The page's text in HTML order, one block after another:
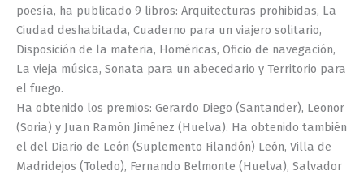
poesía, ha publicado 9 libros: Arquitecturas prohibidas, La
Ciudad deshabitada, Cuaderno para un viajero solitario,
Disposición de la materia, Homéricas, Oficio de navegación,
La vieja música, Sonata para un abecedario y Territorio para
el fuego.
Ha obtenido los premios: Gerardo Diego (Santander), Leonor
(Soria) y Juan Ramón Jiménez (Huelva). Ha obtenido también
el del Diario de León (Suplemento Filandón) León, Villa de
Madridejos (Toledo), Fernando Belmonte (Huelva), Salvador